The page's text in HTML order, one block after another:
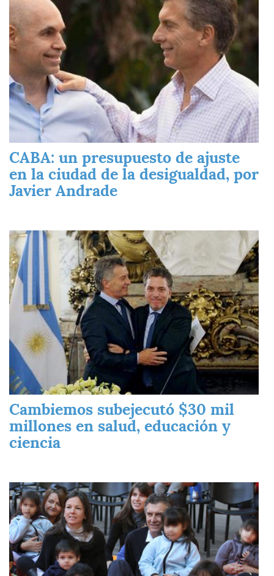
CABA: un presupuesto de ajuste
en la ciudad de la desigualdad, por
Javier Andrade
Imagen
Cambiemos subejecutó $30 mil
millones en salud, educación y
ciencia
Imagen